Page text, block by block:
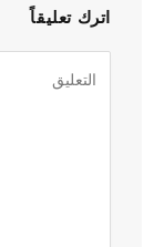
اترك تعليقاً